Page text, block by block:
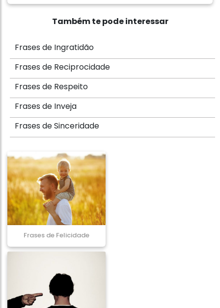
Também te pode interessar
Frases de Ingratidão
Frases de Reciprocidade
Frases de Respeito
Frases de Inveja
Frases de Sinceridade
Frases de Felicidade